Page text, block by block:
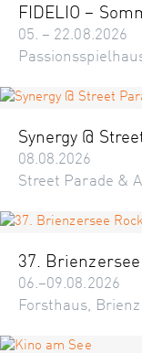
FIDELIO –
05. – 22.08.2026
Synergy @
08.08.2026
Street Parade &
37.
06.–09.08.2026
Forsthaus, Brienz